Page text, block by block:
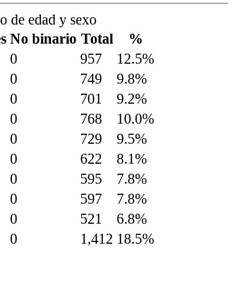
de edad y sexo
No binario Total
%
0 957
12.5%
0 749
9.8%
0 701
9.2%
0 768
10.0%
0 729
9.5%
0 622
8.1%
0 595
7.8%
0 597
7.8%
0 521
6.8%
0 1,412 18.5%